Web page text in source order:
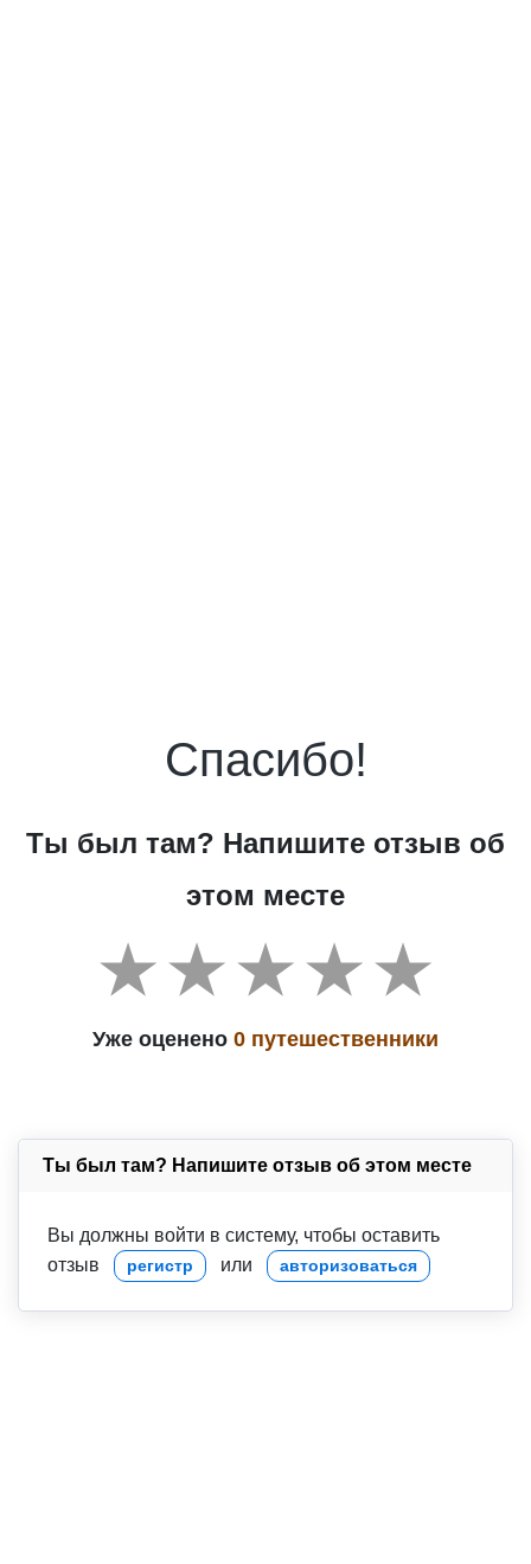
Спасибо!
Ты был там? Напишите отзыв об
этом месте
Уже оценено 0 путешественники
Ты был там? Напишите отзыв об этом месте
Вы должны войти в систему, чтобы оставить
отзыв
регистр или авторизоваться